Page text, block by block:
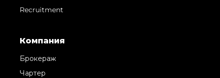
Recruitment
Компания
Брокераж
Чартер